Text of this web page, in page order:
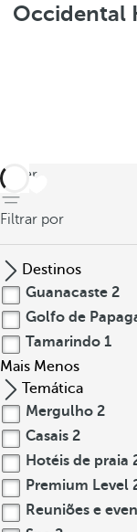
Occidental
voltar
Filtrar por
Destinos
Guanacaste 2
Golfo de
Tamarindo 1
Mais Menos
Temática
Mergulho 2
Casais 2
Hotéis de praia
Premium Level
Reuniões e